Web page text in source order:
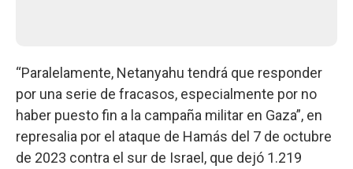
“Paralelamente, Netanyahu tendrá que responder
por una serie de fracasos, especialmente por no
haber puesto fin a la campaña militar en Gaza”, en
represalia por el ataque de Hamás del 7 de octubre
de 2023 contra el sur de Israel, que dejó 1.219